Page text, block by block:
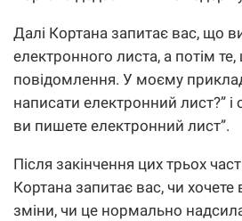
Далі Кортана запитає вас, що
електронного листа, а потім те,
повідомлення. У моєму
написати електронний лист?” і
ви пишете електронний лист”.
Після закінчення цих трьох
Кортана запитає вас, чи хочете
зміни, чи це нормально